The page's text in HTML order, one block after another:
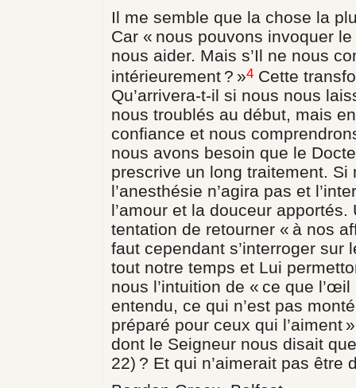
Il me semble que la chose la
Car « nous pouvons invoquer
nous aider. Mais s’Il ne nous
intérieurement ? »4 Cette
Qu’arrivera-t-il si nous nous
nous troublés au début, mais
confiance et nous
nous avons besoin que le
prescrive un long traitement.
l’anesthésie n’agira pas et
l’amour et la douceur
tentation de retourner « à nos
faut cependant s’interroger
tout notre temps et Lui
nous l’intuition de « ce que l’œil
entendu, ce qui n’est pas
préparé pour ceux qui l’aiment
dont le Seigneur nous disait
22) ? Et qui n’aimerait pas être